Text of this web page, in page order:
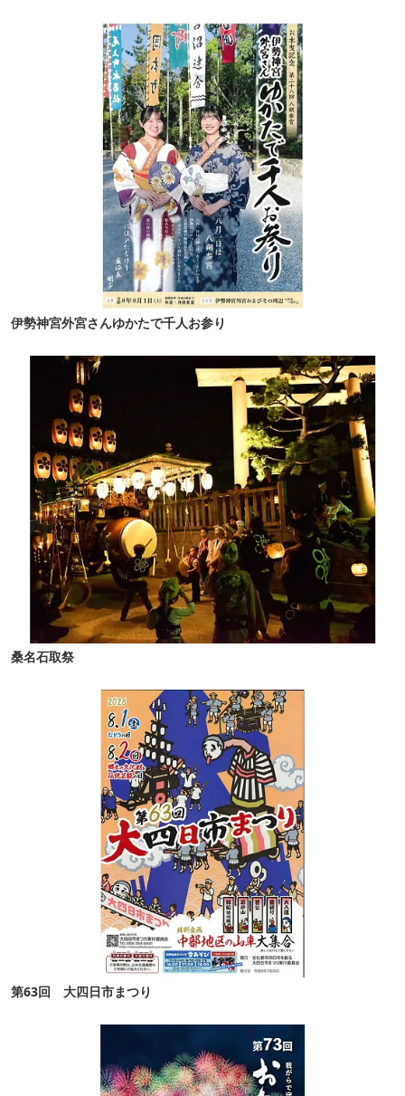
伊勢神宮外宮さんゆかたで千人お参り
桑名石取祭
第63回 大四日市まつり